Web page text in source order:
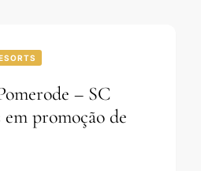
– SC
promoção de